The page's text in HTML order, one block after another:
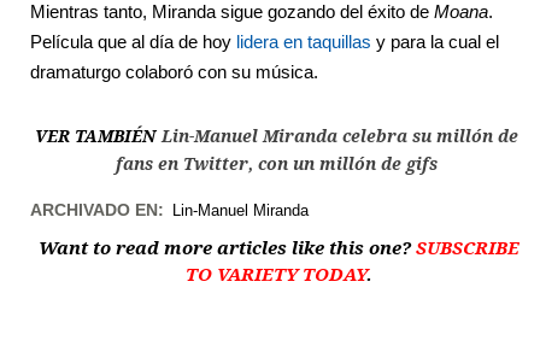
Mientras tanto, Miranda sigue gozando del éxito de Moana.
Película que al día de hoy lidera en taquillas y para la cual el
dramaturgo colaboró con su música.
VER TAMBIÉN Lin-Manuel Miranda celebra su millón de
fans en Twitter, con un millón de gifs
ARCHIVADO EN: Lin-Manuel Miranda
Want to read more articles like this one?SUBSCRIBE
TO VARIETY TODAY.